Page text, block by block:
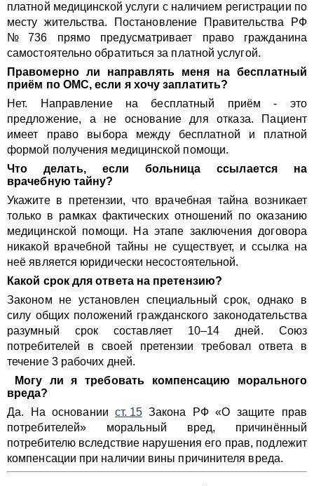
платной медицинской услуги с наличием регистрации по
месту жительства. Постановление Правительства РФ
№ 736 прямо предусматривает право гражданина
самостоятельно обратиться за платной услугой.
Правомерно ли направлять меня на бесплатный
приём по ОМС, если я хочу заплатить?
Нет. Направление на бесплатный приём - это
предложение, а не основание для отказа. Пациент
имеет право выбора между бесплатной и платной
формой получения медицинской помощи.
Что делать, если больница ссылается на
врачебную тайну?
Укажите в претензии, что врачебная тайна возникает
только в рамках фактических отношений по оказанию
медицинской помощи. На этапе заключения договора
никакой врачебной тайны не существует, и ссылка на
неё является юридически несостоятельной.
Какой срок для ответа на претензию?
Законом не установлен специальный срок, однако в
силу общих положений гражданского законодательства
разумный срок составляет 10–14 дней. Союз
потребителей в своей претензии требовал ответа в
течение 3 рабочих дней.
Могу ли я требовать компенсацию морального
вреда?
Да. На основаниист. 15Закона РФ «О защите прав
потребителей» моральный вред, причинённый
потребителю вследствие нарушения его прав, подлежит
компенсации при наличии вины причинителя вреда.